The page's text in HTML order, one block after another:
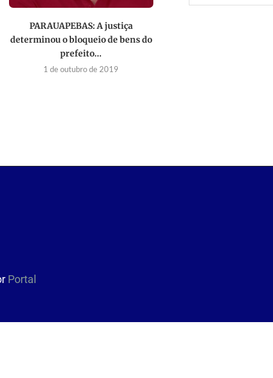
PARAUAPEBAS: A justiça
determinou o bloqueio de bens do
prefeito...
1 de outubro de 2019
Portal